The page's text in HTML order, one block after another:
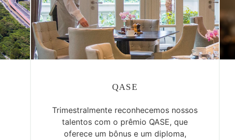
QASE
Trimestralmente reconhecemos nossos
talentos com o prêmio QASE, que
oferece um bônus e um diploma,